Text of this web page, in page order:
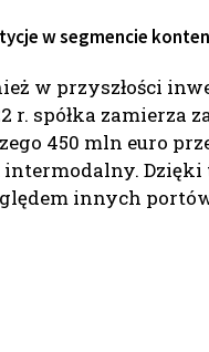
w segmencie
w przyszłości
r. spółka zamierza
450 mln euro
innych